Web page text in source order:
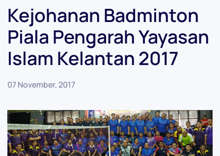
Kejohanan Badminton
Piala Pengarah Yayasan
Islam Kelantan 2017
07 November, 2017